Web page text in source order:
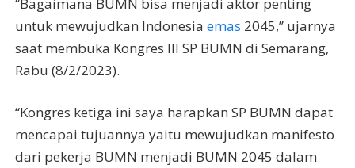
untuk mewujudkan Indonesia emas 2045,” ujarnya
saat membuka Kongres III SP BUMN di Semarang,
Rabu (8/2/2023).
“Kongres ketiga ini saya harapkan SP BUMN dapat
mencapai tujuannya yaitu mewujudkan manifesto
dari pekerja BUMN menjadi BUMN 2045 dalam